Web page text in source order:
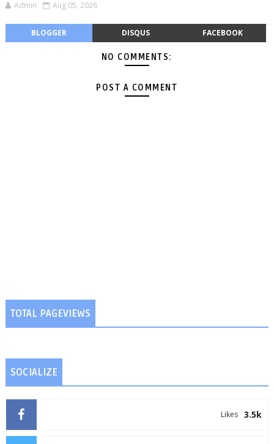
Admin Aug 05, 2026
BLOGGER DISQUS FACEBOOK
NO COMMENTS:
POST A COMMENT
TOTAL PAGEVIEWS
SOCIALIZE
3.5k
Likes